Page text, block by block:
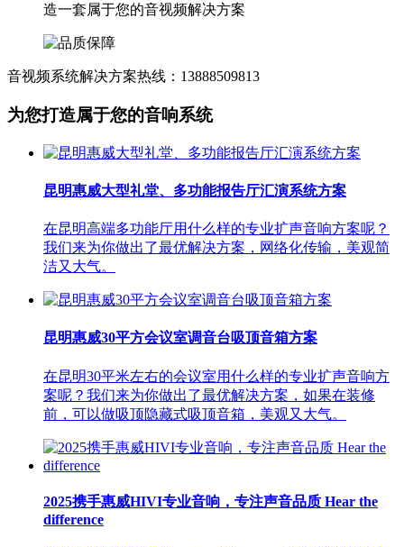
造一套属于您的音视频解决方案
音视频系统解决方案热线：13888509813
为您打造属于您的音响系统
昆明惠威大型礼堂、多功能报告厅汇演系统方案
在昆明高端多功能厅用什么样的专业扩声音响方案呢？
我们来为你做出了最优解决方案，网络化传输，美观简
洁又大气。
昆明惠威30平方会议室调音台吸顶音箱方案
在昆明30平米左右的会议室用什么样的专业扩声音响方
案呢？我们来为你做出了最优解决方案，如果在装修
前，可以做吸顶隐藏式吸顶音箱，美观又大气。
2025携手惠威HIVI专业音响，专注声音品质 Hear the
difference